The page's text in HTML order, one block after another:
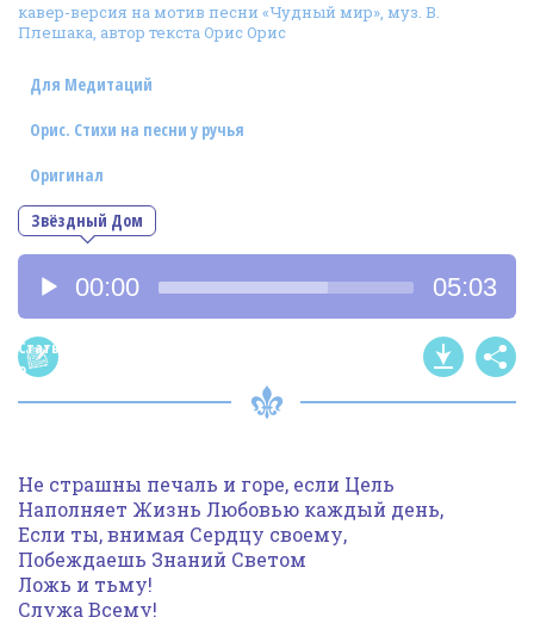
Фотогалерея
In English
Видео
Ииссиидиология
Номера песен
кавер-версия на мотив песни «Чудный мир», муз. В.
Плешака, автор текста Орис Орис
Звёздный Дом
Для Медитаций
Орис. Стихи на песни у ручья
Оригинал
Аудиоплеер
00:00 05:03
Статья
о
Не страшны печаль и горе, если Цель
Наполняет Жизнь Любовью каждый день,
Если ты, внимая Сердцу своему,
Побеждаешь Знаний Светом
Ложь и тьму!
Служа Всему!